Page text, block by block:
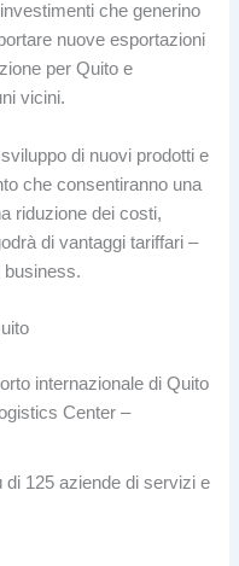
che generino
nuove esportazioni
per Quito e
vicini.
di nuovi prodotti e
che consentiranno una
riduzione dei costi,
di vantaggi tariffari –
business.
internazionale di Quito
Center –
125 aziende di servizi e